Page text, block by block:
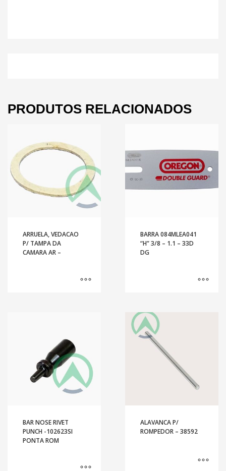
PRODUTOS RELACIONADOS
ARRUELA, VEDACAO
P/ TAMPA DA
CAMARA AR –
BARRA 084MLEA041
“H” 3/8 – 1.1 – 33D
DG
BAR NOSE RIVET
PUNCH -102623SI
PONTA ROM
ALAVANCA P/
ROMPEDOR – 38592